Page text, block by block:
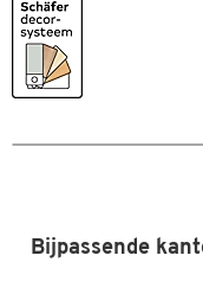
Onderdeel van het
WOOD
Verschillende
5 jaar garantie
handmatig transport
Breedte (mm)
Diepte (mm)
Hoogte (mm)
Bijpassende